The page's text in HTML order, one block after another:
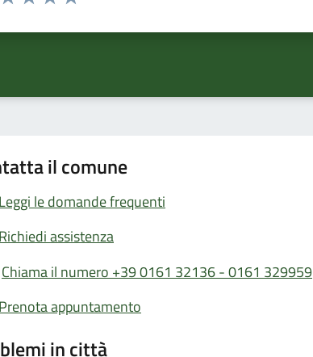
il comune
Leggi le domande frequenti
Richiedi assistenza
Chiama il numero +39 0161 32136 - 0161 329959
Prenota appuntamento
in città